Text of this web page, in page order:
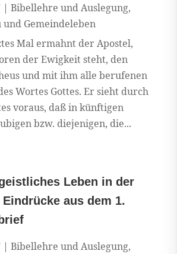
| Bibellehre und Auslegung,
und Gemeindeleben
Mal ermahnt der Apostel,
der Ewigkeit steht, den
und mit ihm alle berufenen
Wortes Gottes. Er sieht durch
voraus, daß in künftigen
bzw. diejenigen, die...
Leben in der
aus dem 1.
| Bibellehre und Auslegung,